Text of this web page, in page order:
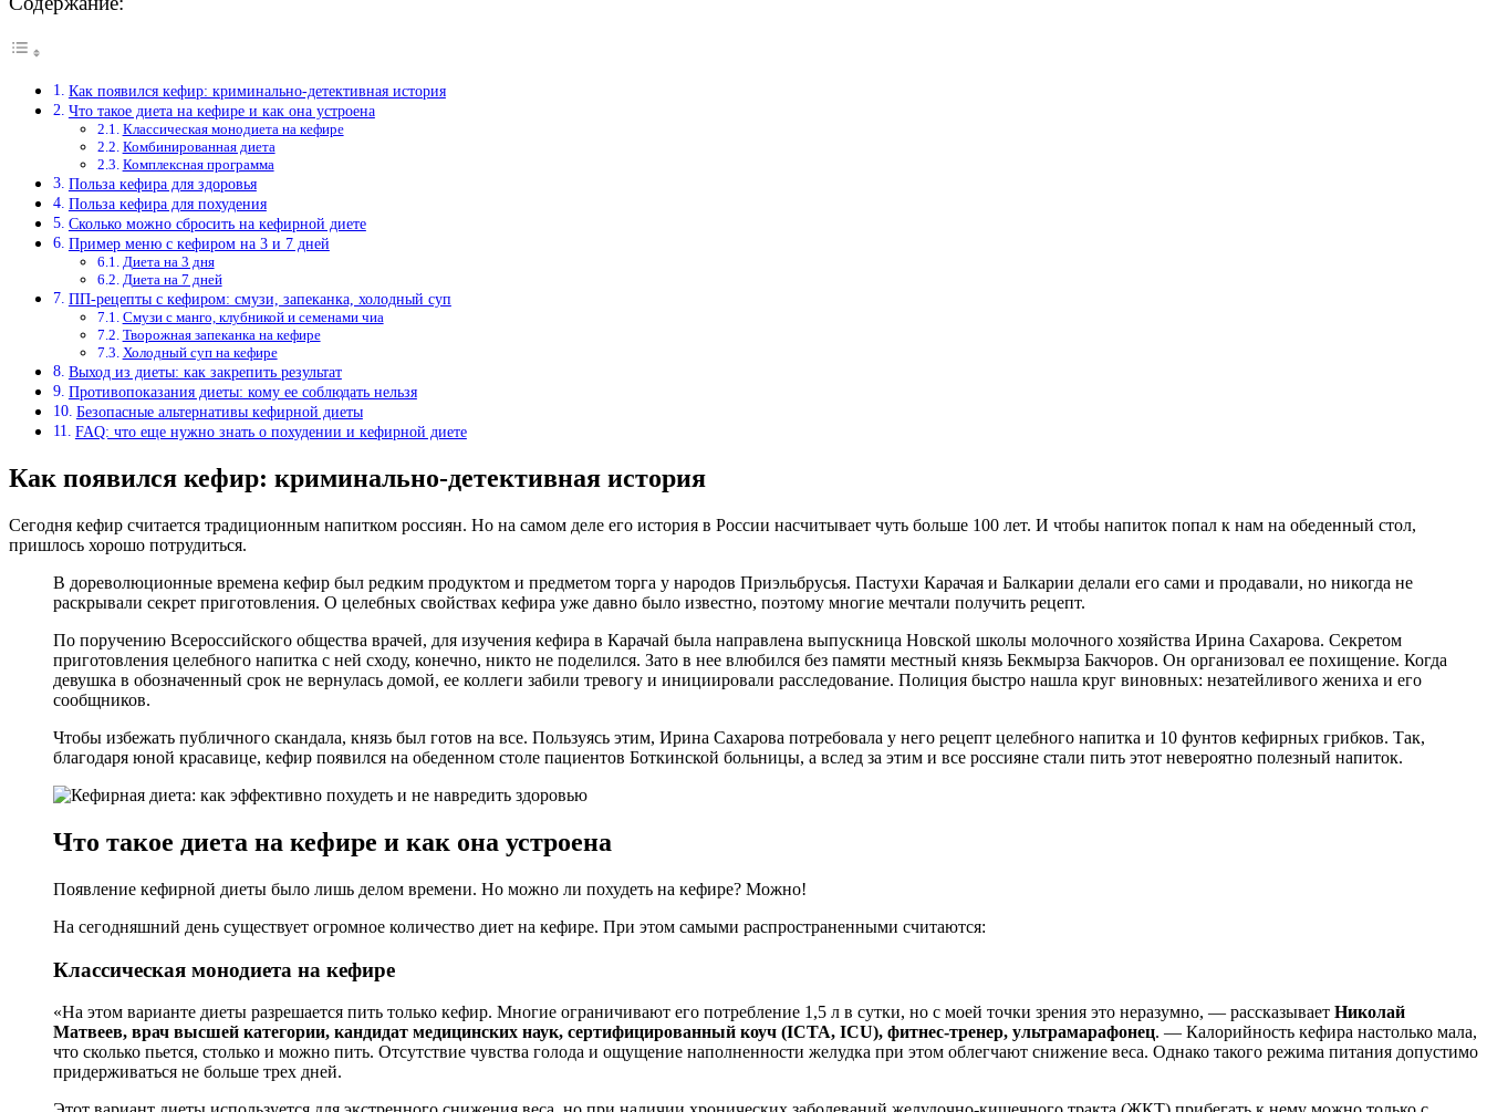
Как появился кефир: криминально-детективная история
Что такое диета на кефире и как она устроена
Классическая монодиета на кефире
Комбинированная диета
Комплексная программа
Польза кефира для здоровья
Польза кефира для похудения
Сколько можно сбросить на кефирной диете
Пример меню с кефиром на 3 и 7 дней
Диета на 3 дня
Диета на 7 дней
ПП-рецепты с кефиром: смузи, запеканка, холодный суп
Смузи с манго, клубникой и семенами чиа
Творожная запеканка на кефире
Холодный суп на кефире
Выход из диеты: как закрепить результат
Противопоказания диеты: кому ее соблюдать нельзя
Безопасные альтернативы кефирной диеты
FAQ: что еще нужно знать о похудении и кефирной диете
Как появился кефир: криминально-детективная история
Сегодня кефир считается традиционным напитком россиян. Но на самом деле его история в России насчитывает чуть больше 100 лет. И чтобы напиток попал к нам на обеденный стол,
пришлось хорошо потрудиться.
В дореволюционные времена кефир был редким продуктом и предметом торга у народов Приэльбрусья. Пастухи Карачая и Балкарии делали его сами и продавали, но никогда не
раскрывали секрет приготовления. О целебных свойствах кефира уже давно было известно, поэтому многие мечтали получить рецепт.
По поручению Всероссийского общества врачей, для изучения кефира в Карачай была направлена выпускница Новской школы молочного хозяйства Ирина Сахарова. Секретом
приготовления целебного напитка с ней сходу, конечно, никто не поделился. Зато в нее влюбился без памяти местный князь Бекмырза Бакчоров. Он организовал ее похищение. Когда
девушка в обозначенный срок не вернулась домой, ее коллеги забили тревогу и инициировали расследование. Полиция быстро нашла круг виновных: незатейливого жениха и его
сообщников.
Чтобы избежать публичного скандала, князь был готов на все. Пользуясь этим, Ирина Сахарова потребовала у него рецепт целебного напитка и 10 фунтов кефирных грибков. Так,
благодаря юной красавице, кефир появился на обеденном столе пациентов Боткинской больницы, а вслед за этим и все россияне стали пить этот невероятно полезный напиток.
Что такое диета на кефире и как она устроена
Появление кефирной диеты было лишь делом времени. Но можно ли похудеть на кефире? Можно!
На сегодняшний день существует огромное количество диет на кефире. При этом самыми распространенными считаются:
Классическая монодиета на кефире
«На этом варианте диеты разрешается пить только кефир. Многие ограничивают его потребление 1,5 л в сутки, но с моей точки зрения это неразумно, — рассказывает Николай
Матвеев, врач высшей категории, кандидат медицинских наук, сертифицированный коуч (ICTA, ICU), фитнес-тренер, ультрамарафонец. — Калорийность кефира настолько мала,
что сколько пьется, столько и можно пить. Отсутствие чувства голода и ощущение наполненности желудка при этом облегчают снижение веса. Однако такого режима питания допустимо
придерживаться не больше трех дней.